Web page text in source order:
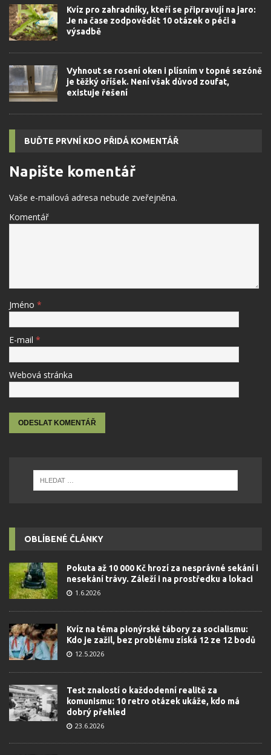
Kvíz pro zahradníky, kteří se připravují na jaro:
Je na čase zodpovědět 10 otázek o péči a
výsadbě
Vyhnout se rosení oken i plísním v topné sezóně
je těžký oříšek. Není však důvod zoufat,
existuje řešení
BUĎTE PRVNÍ KDO PŘIDÁ KOMENTÁŘ
Napište komentář
Vaše e-mailová adresa nebude zveřejněna.
Komentář
Jméno *
E-mail *
Webová stránka
OBLÍBENÉ ČLÁNKY
Pokuta až 10 000 Kč hrozí za nesprávné sekání i
nesekání trávy. Záleží i na prostředku a lokaci
1.6.2026
Kvíz na téma pionýrské tábory za socialismu:
Kdo je zažil, bez problému získá 12 ze 12 bodů
12.5.2026
Test znalostí o každodenní realitě za
komunismu: 10 retro otázek ukáže, kdo má
dobrý přehled
23.6.2026